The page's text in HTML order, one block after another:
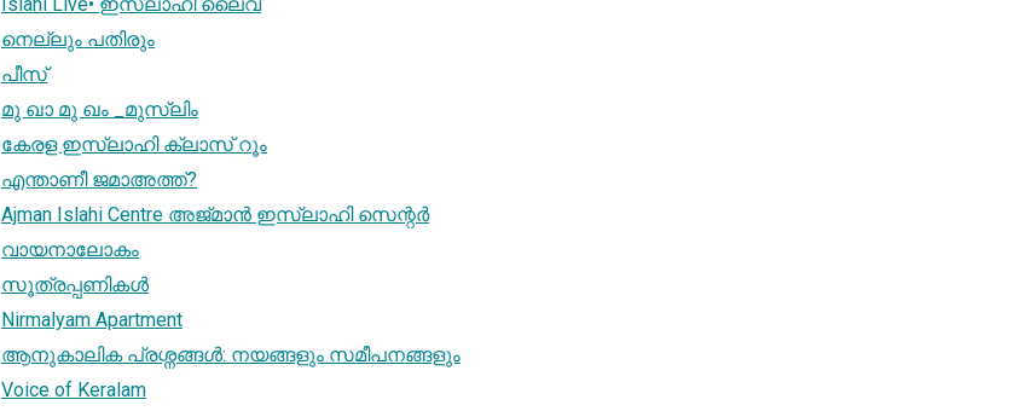
നെല്ലും പതിരും
പീസ്
മു ഖാ മു ഖം _മുസ്‌ലിം
കേരള ഇസ്‌ലാഹി ക്ലാസ് റൂം
എന്താണീ ജമാ‌അത്ത്?
Ajman Islahi Centre അജ്‌മാന്‍ ഇസ്‌ലാഹി സെന്റര്‍
വായനാലോകം
സൂത്രപ്പണികൾ
Nirmalyam Apartment
ആനുകാലിക പ്രശ്നങ്ങൾ: നയങ്ങളും സമീപനങ്ങളും
Voice of Keralam